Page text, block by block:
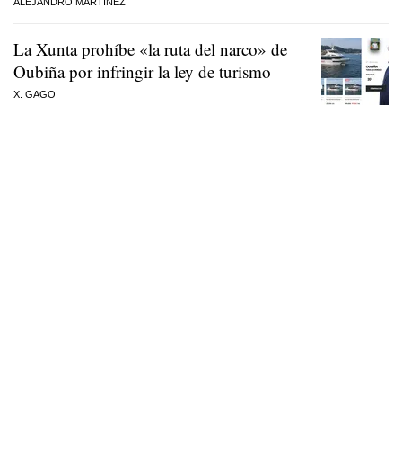
La Xunta prohíbe «la ruta del narco» de
Oubiña por infringir la ley de turismo
X. GAGO